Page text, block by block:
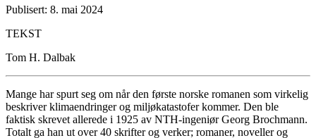
Publisert: 8. mai 2024
TEKST
Tom H. Dalbak
Mange har spurt seg om når den første norske romanen som virkelig
beskriver klimaendringer og miljøkatastofer kommer. Den ble
faktisk skrevet allerede i 1925 av NTH-ingeniør Georg Brochmann.
Totalt ga han ut over 40 skrifter og verker; romaner, noveller og